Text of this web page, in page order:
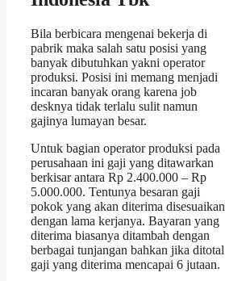
Bila berbicara mengenai bekerja di
pabrik maka salah satu posisi yang
banyak dibutuhkan yakni operator
produksi. Posisi ini memang menjadi
incaran banyak orang karena job
desknya tidak terlalu sulit namun
gajinya lumayan besar.
Untuk bagian operator produksi pada
perusahaan ini gaji yang ditawarkan
berkisar antara Rp 2.400.000 – Rp
5.000.000. Tentunya besaran gaji
pokok yang akan diterima disesuaikan
dengan lama kerjanya. Bayaran yang
diterima biasanya ditambah dengan
berbagai tunjangan bahkan jika ditotal
gaji yang diterima mencapai 6 jutaan.